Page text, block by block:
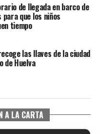
de llegada en barco de
para que los niños
tiempo
las llaves de la ciudad
de Huelva
A LA CARTA